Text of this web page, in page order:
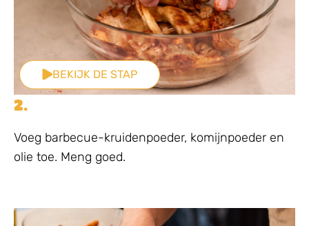
BEKIJK DE STAP
2.
Voeg barbecue-kruidenpoeder, komijnpoeder en
olie toe. Meng goed.